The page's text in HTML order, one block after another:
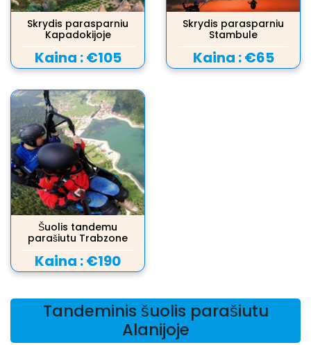
Skrydis parasparniu
Kapadokijoje
Kaina :€105
Skrydis parasparniu
Stambule
Kaina :€65
Šuolis tandemu
parašiutu Trabzone
Kaina :€190
Tandeminis šuolis parašiutu
Alanijoje